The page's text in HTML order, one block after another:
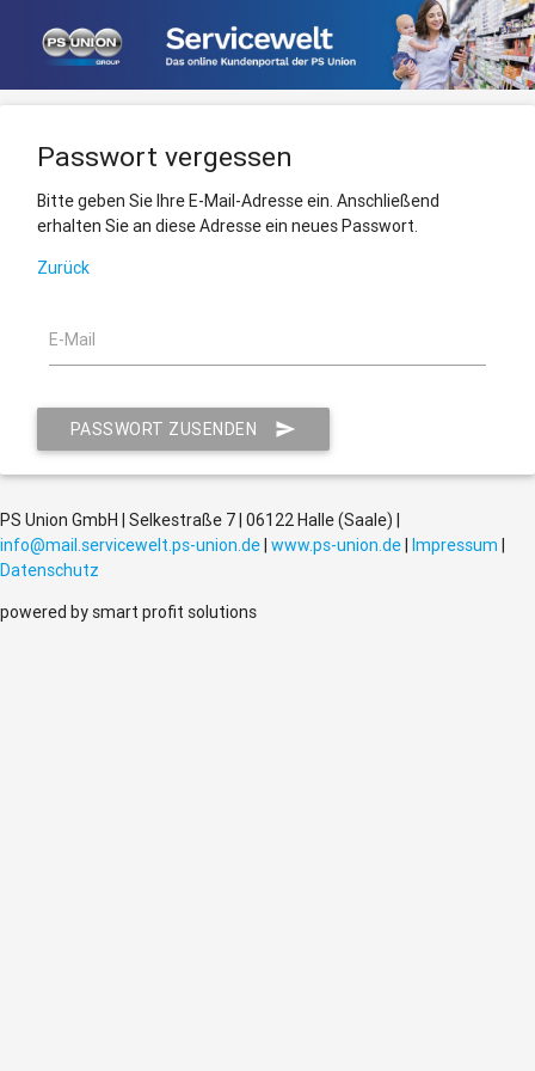
Passwort vergessen
Bitte geben Sie Ihre E-Mail-Adresse ein. Anschließend
erhalten Sie an diese Adresse ein neues Passwort.
Zurück
E-Mail
PASSWORT ZUSENDEN 
PS Union GmbH | Selkestraße 7 | 06122 Halle (Saale) |
info@mail.servicewelt.ps-union.de| www.ps-union.de| Impressum |
Datenschutz
powered by smart profit solutions